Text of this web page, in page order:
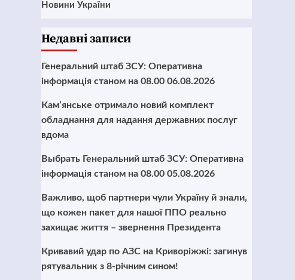
Новини України
Недавні записи
Генеральний штаб ЗСУ: Оперативна
інформація станом на 08.00 06.08.2026
Кам’янське отримало новий комплект
обладнання для надання державних послуг
вдома
Выбрать Генеральний штаб ЗСУ: Оперативна
інформація станом на 08.00 05.08.2026
Важливо, щоб партнери чули Україну й знали,
що кожен пакет для нашої ППО реально
захищає життя – звернення Президента
Кривавий удар по АЗС на Криворіжжі: загинув
рятувальник з 8-річним сином!